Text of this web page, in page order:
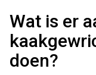
Wat is er
doen?